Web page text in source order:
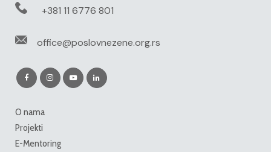
+381 11 6776 801
office@poslovnezene.org.rs
O nama
Projekti
E-Mentoring